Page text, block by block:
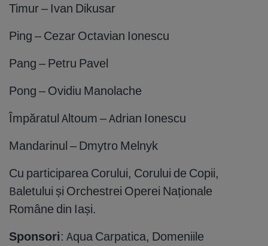
Timur – Ivan Dikusar
Ping – Cezar Octavian Ionescu
Pang – Petru Pavel
Pong – Ovidiu Manolache
Împăratul Altoum – Adrian Ionescu
Mandarinul – Dmytro Melnyk
Cu participarea Corului, Corului de Copii,
Baletului și Orchestrei Operei Naționale
Române din Iași.
Sponsori: Aqua Carpatica, Domeniile